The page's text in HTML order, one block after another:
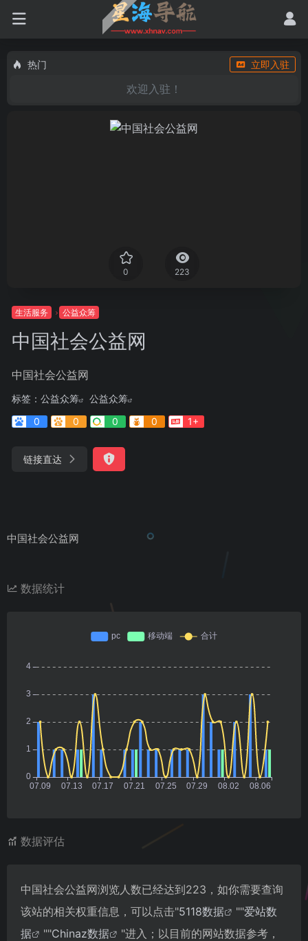
热门 立即入驻
欢迎入驻！
0 223
生活服务 公益众筹
中国社会公益网
中国社会公益网
标签： 公益众筹
公益众筹
0
0 0 0 1+
链接直达
中国社会公益网
数据统计
数据评估
中国社会公益网浏览人数已经达到223，如你需要查询
该站的相关权重信息，可以点击"5118数据 ""爱站数
据
""Chinaz数据
"进入；以目前的网站数据参考，